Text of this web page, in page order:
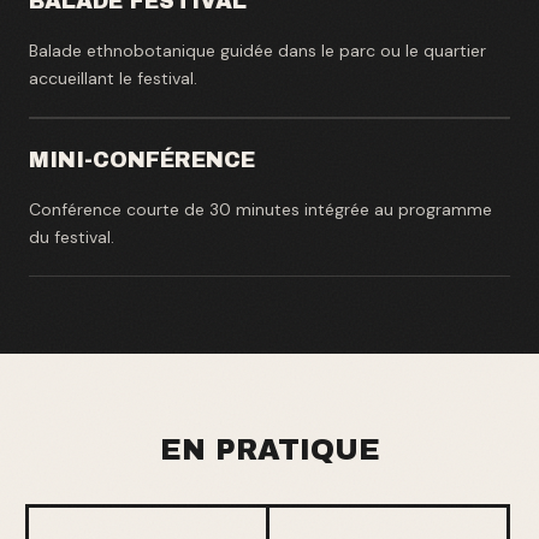
Balade ethnobotanique guidée dans le parc ou le quartier
accueillant le festival.
MINI-CONFÉRENCE
Conférence courte de 30 minutes intégrée au programme
du festival.
EN PRATIQUE